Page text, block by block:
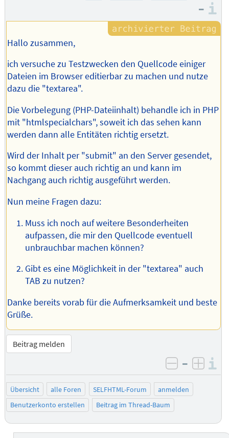
–
Hallo zusammen,
ich versuche zu Testzwecken den Quellcode einiger
Dateien im Browser editierbar zu machen und nutze
dazu die "textarea".
Die Vorbelegung (PHP-Dateiinhalt) behandle ich in PHP
mit "htmlspecialchars", soweit ich das sehen kann
werden dann alle Entitäten richtig ersetzt.
Wird der Inhalt per "submit" an den Server gesendet,
so kommt dieser auch richtig an und kann im
Nachgang auch richtig ausgeführt werden.
Nun meine Fragen dazu:
Muss ich noch auf weitere Besonderheiten
aufpassen, die mir den Quellcode eventuell
unbrauchbar machen können?
Gibt es eine Möglichkeit in der "textarea" auch
TAB zu nutzen?
Danke bereits vorab für die Aufmerksamkeit und beste
Grüße.
Beitrag melden
negativ
–
Übersicht alle Foren SELFHTML-Forum
anmelden
Benutzerkonto erstellen
Beitrag im Thread-Baum